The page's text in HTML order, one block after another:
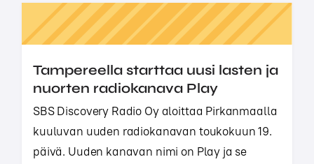
Tampereella starttaa uusi lasten ja
nuorten radiokanava Play
SBS Discovery Radio Oy aloittaa Pirkanmaalla
kuuluvan uuden radiokanavan toukokuun 19.
päivä. Uuden kanavan nimi on Play ja se